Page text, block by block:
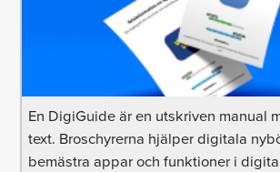
En DigiGuide är en utskriven manual
text. Broschyrerna hjälper digitala
bemästra appar och funktioner i